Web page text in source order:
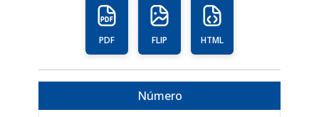
PDF FLIP HTML
Número